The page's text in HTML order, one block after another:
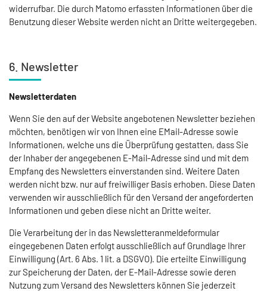
widerrufbar. Die durch Matomo erfassten Informationen über die
Benutzung dieser Website werden nicht an Dritte weitergegeben.
6. Newsletter
Newsletterdaten
Wenn Sie den auf der Website angebotenen Newsletter beziehen
möchten, benötigen wir von Ihnen eine EMail-Adresse sowie
Informationen, welche uns die Überprüfung gestatten, dass Sie
der Inhaber der angegebenen E-Mail-Adresse sind und mit dem
Empfang des Newsletters einverstanden sind. Weitere Daten
werden nicht bzw. nur auf freiwilliger Basis erhoben. Diese Daten
verwenden wir ausschließlich für den Versand der angeforderten
Informationen und geben diese nicht an Dritte weiter.
Die Verarbeitung der in das Newsletteranmeldeformular
eingegebenen Daten erfolgt ausschließlich auf Grundlage Ihrer
Einwilligung (Art. 6 Abs. 1 lit. a DSGVO). Die erteilte Einwilligung
zur Speicherung der Daten, der E-Mail-Adresse sowie deren
Nutzung zum Versand des Newsletters können Sie jederzeit